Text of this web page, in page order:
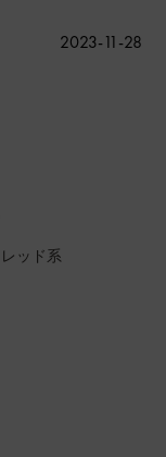
レッド系
公
2023-11-28